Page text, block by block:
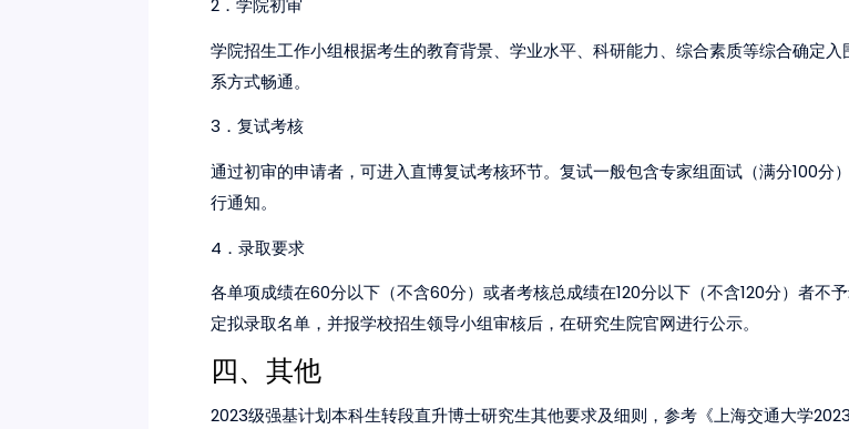
2 ．学院初审
学院招生工作小组根据考生的教育背景、学业水平、科研能力、综合素质等综合确定
系方式畅通。
3 ．复试考核
通过初审的申请者，可进入直博复试考核环节。复试一般包含专家组面试（满分100分
行通知。
4 ．录取要求
各单项成绩在60分以下（不含60分）或者考核总成绩在120分以下（不含120分）者不
定拟录取名单，并报学校招生领导小组审核后，在研究生院官网进行公示。
四、其他
2023级强基计划本科生转段直升博士研究生其他要求及细则，参考《上海交通大学